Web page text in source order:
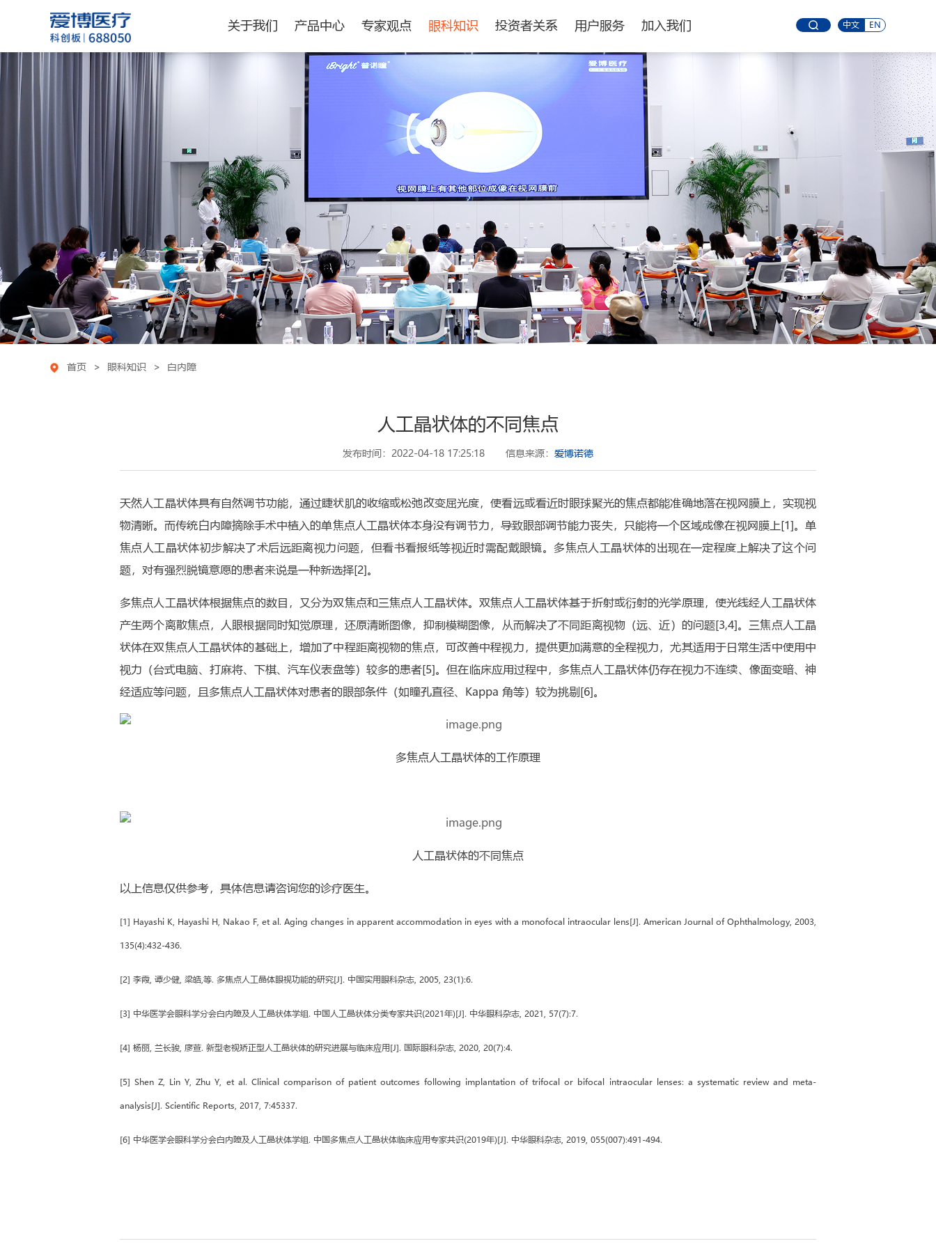
中文 EN
关于我们 产品中心 专家观点 眼科知识 投资者关系 用户服务 加入我们
首页 > 眼科知识 > 白内障
人工晶状体的不同焦点
发布时间：2022-04-18 17:25:18 信息来源： 爱博诺德
天然人工晶状体具有自然调节功能，通过睫状肌的收缩或松弛改变屈光度，使看远或看近时眼球聚光的焦点都能准确地落在视网膜上，实现视
物清晰。而传统白内障摘除手术中植入的单焦点人工晶状体本身没有调节力，导致眼部调节能力丧失，只能将一个区域成像在视网膜上[1]。单
焦点人工晶状体初步解决了术后远距离视力问题，但看书看报纸等视近时需配戴眼镜。多焦点人工晶状体的出现在一定程度上解决了这个问
题，对有强烈脱镜意愿的患者来说是一种新选择[2]。
多焦点人工晶状体根据焦点的数目，又分为双焦点和三焦点人工晶状体。双焦点人工晶状体基于折射或衍射的光学原理，使光线经人工晶状体
产生两个离散焦点，人眼根据同时知觉原理，还原清晰图像，抑制模糊图像，从而解决了不同距离视物（远、近）的问题[3,4]。三焦点人工晶
状体在双焦点人工晶状体的基础上，增加了中程距离视物的焦点，可改善中程视力，提供更加满意的全程视力，尤其适用于日常生活中使用中
视力（台式电脑、打麻将、下棋、汽车仪表盘等）较多的患者[5]。但在临床应用过程中，多焦点人工晶状体仍存在视力不连续、像面变暗、神
经适应等问题，且多焦点人工晶状体对患者的眼部条件（如瞳孔直径、Kappa 角等）较为挑剔[6]。
多焦点人工晶状体的工作原理
人工晶状体的不同焦点
以上信息仅供参考，具体信息请咨询您的诊疗医生。
[1] Hayashi K, Hayashi H, Nakao F, et al. Aging changes in apparent accommodation in eyes with a monofocal intraocular lens[J]. American Journal of Ophthalmology, 2003,
135(4):432-436.
[2] 李霞, 谭少健, 梁皓,等. 多焦点人工晶体眼视功能的研究[J]. 中国实用眼科杂志, 2005, 23(1):6.
[3] 中华医学会眼科学分会白内障及人工晶状体学组. 中国人工晶状体分类专家共识(2021年)[J]. 中华眼科杂志, 2021, 57(7):7.
[4] 杨丽, 兰长骏, 廖萱. 新型老视矫正型人工晶状体的研究进展与临床应用[J]. 国际眼科杂志, 2020, 20(7):4.
[5] Shen Z, Lin Y, Zhu Y, et al. Clinical comparison of patient outcomes following implantation of trifocal or bifocal intraocular lenses: a systematic review and meta-
analysis[J]. Scientific Reports, 2017, 7:45337.
[6] 中华医学会眼科学分会白内障及人工晶状体学组. 中国多焦点人工晶状体临床应用专家共识(2019年)[J]. 中华眼科杂志, 2019, 055(007):491-494.